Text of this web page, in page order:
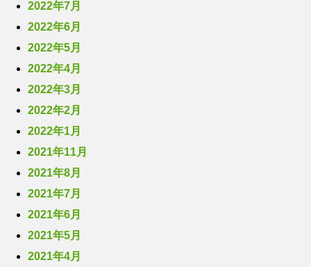
2022年7月
2022年6月
2022年5月
2022年4月
2022年3月
2022年2月
2022年1月
2021年11月
2021年8月
2021年7月
2021年6月
2021年5月
2021年4月